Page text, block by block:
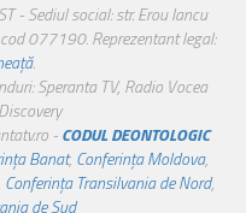
- Sediul social: str. Erou Iancu
077190. Reprezentant legal:
.
Speranta TV, Radio Vocea
-CODUL DEONTOLOGIC
Banat, Conferința Moldova,
Conferința Transilvania de Nord,
de Sud